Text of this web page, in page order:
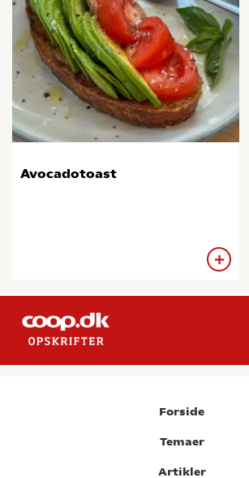
Avocadotoast
Forside
Temaer
Artikler